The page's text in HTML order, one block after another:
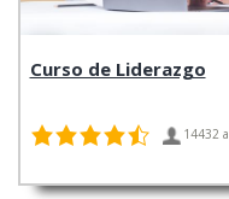
Curso de Liderazgo
14432